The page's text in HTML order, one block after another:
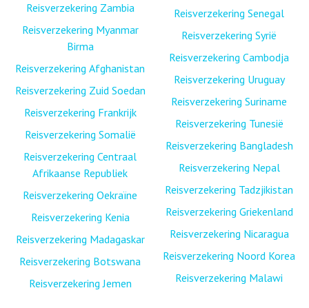
Reisverzekering Zambia
Reisverzekering Myanmar
Birma
Reisverzekering Afghanistan
Reisverzekering Zuid Soedan
Reisverzekering Frankrijk
Reisverzekering Somalië
Reisverzekering Centraal
Afrikaanse Republiek
Reisverzekering Oekraïne
Reisverzekering Kenia
Reisverzekering Madagaskar
Reisverzekering Botswana
Reisverzekering Jemen
Reisverzekering Senegal
Reisverzekering Syrië
Reisverzekering Cambodja
Reisverzekering Uruguay
Reisverzekering Suriname
Reisverzekering Tunesië
Reisverzekering Bangladesh
Reisverzekering Nepal
Reisverzekering Tadzjikistan
Reisverzekering Griekenland
Reisverzekering Nicaragua
Reisverzekering Noord Korea
Reisverzekering Malawi